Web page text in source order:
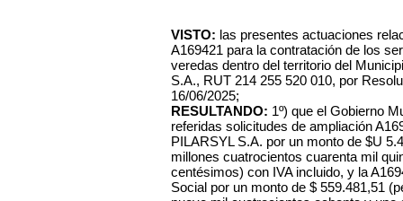
VISTO: las presentes actuaciones
A169421 para la contratación de los
veredas dentro del territorio del
S.A., RUT 214 255 520 010, por
16/06/2025;
RESULTANDO: 1º) que el Gobierno
referidas solicitudes de ampliación
PILARSYL S.A. por un monto de $U
millones cuatrocientos cuarenta mil
centésimos) con IVA incluido, y la
Social por un monto de $ 559.481,51